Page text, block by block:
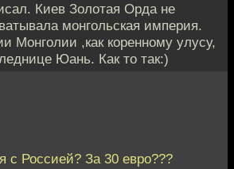
Киев Золотая Орда не
монгольская империя.
Монголии ,как коренному улусу,
Юань. Как то так:)
с Россией? За 30 евро???